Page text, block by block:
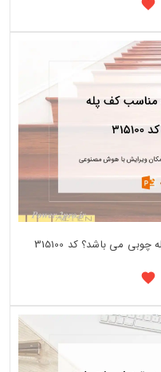
می باشد؟ کد 315100